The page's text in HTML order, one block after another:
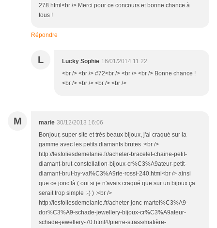
278.html<br /> Merci pour ce concours et bonne chance à
tous !
Répondre
L Lucky Sophie 16/01/2014 11:22
<br /> <br /> #72<br /> <br /> <br /> Bonne chance !
<br /> <br /> <br /> <br />
M marie 30/12/2013 16:06
Bonjour, super site et très beaux bijoux, j'ai craqué sur la
gamme avec les petits diamants brutes :<br />
http://lesfoliesdemelanie.fr/acheter-bracelet-chaine-petit-
diamant-brut-constellation-bijoux-cr%C3%A9ateur-petit-
diamant-brut-by-val%C3%A9rie-rossi-240.html<br /> ainsi
que ce jonc là ( oui si je n'avais craqué que sur un bijoux ça
serait trop simple :-) ) :<br />
http://lesfoliesdemelanie.fr/acheter-jonc-martel%C3%A9-
dor%C3%A9-schade-jewellery-bijoux-cr%C3%A9ateur-
schade-jewellery-70.html#/pierre-strass/matière-